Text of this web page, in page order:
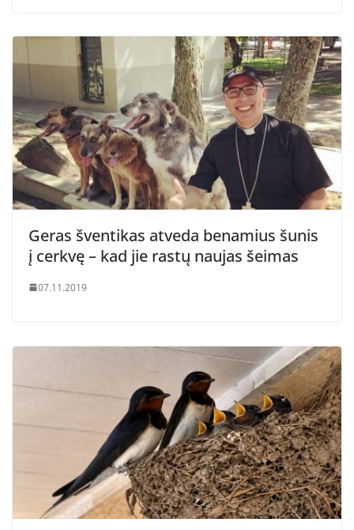
Geras šventikas atveda benamius šunis
į cerkvę – kad jie rastų naujas šeimas
07.11.2019